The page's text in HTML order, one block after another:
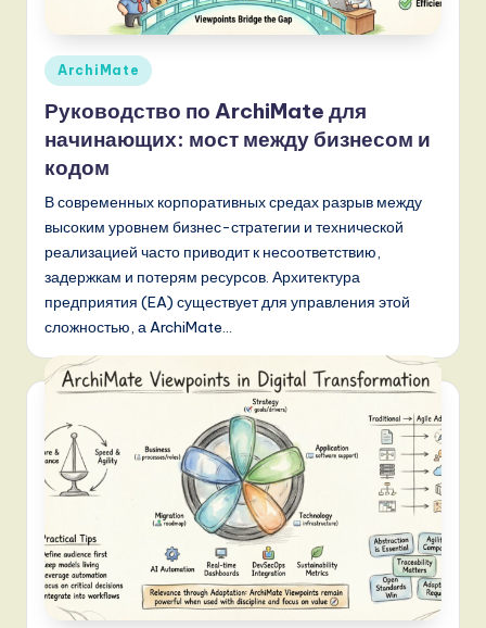
I,
S
o
f
t
w
a
r
e
,
n
d
g
Опубликовано
ArchiMate
Руководство по ArchiMate для
начинающих: мост между бизнесом и
кодом
В современных корпоративных средах разрыв между
высоким уровнем бизнес-стратегии и технической
реализацией часто приводит к несоответствию,
задержкам и потерям ресурсов. Архитектура
предприятия (EA) существует для управления этой
сложностью, а ArchiMate…